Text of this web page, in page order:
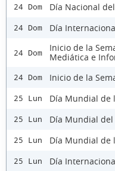
24 Dom Día Nacional
24 Dom Día
24 Dom
Inicio de la
Mediática e
24 Dom Inicio de la
25 Lun Día Mundial de
25 Lun Día Mundial del
25 Lun Día Mundial de
25 Lun Día